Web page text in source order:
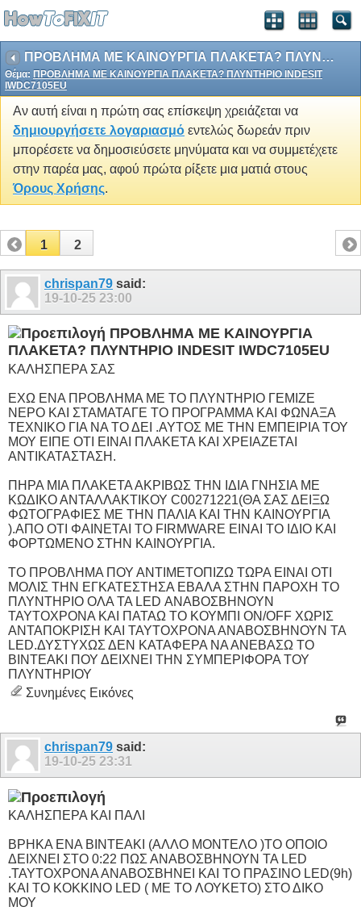
ΠΡΟΒΛΗΜΑ ΜΕ ΚΑΙΝΟΥΡΓΙΑ ΠΛΑΚΕΤΑ? ΠΛΥΝΤΗΡΙΟ INDESIT IWDC7105EU
Θέμα: ΠΡΟΒΛΗΜΑ ΜΕ ΚΑΙΝΟΥΡΓΙΑ ΠΛΑΚΕΤΑ? ΠΛΥΝΤΗΡΙΟ INDESIT
IWDC7105EU
Αν αυτή είναι η πρώτη σας επίσκεψη χρειάζεται να
δημιουργήσετε λογαριασμό εντελώς δωρεάν πριν
μπορέσετε να δημοσιεύσετε μηνύματα και να συμμετέχετε
στην παρέα μας, αφού πρώτα ρίξετε μια ματιά στους
Όρους Χρήσης.
1 2
chrispan79 said:
19-10-25 23:00
ΠΡΟΒΛΗΜΑ ΜΕ ΚΑΙΝΟΥΡΓΙΑ
ΠΛΑΚΕΤΑ? ΠΛΥΝΤΗΡΙΟ INDESIT IWDC7105EU
ΚΑΛΗΣΠΕΡΑ ΣΑΣ
ΕΧΩ ΕΝΑ ΠΡΟΒΛΗΜΑ ΜΕ ΤΟ ΠΛΥΝΤΗΡΙΟ ΓΕΜΙΖΕ
ΝΕΡΟ ΚΑΙ ΣΤΑΜΑΤΑΓΕ ΤΟ ΠΡΟΓΡΑΜΜΑ ΚΑΙ ΦΩΝΑΞΑ
ΤΕΧΝΙΚΟ ΓΙΑ ΝΑ ΤΟ ΔΕΙ .ΑΥΤΟΣ ΜΕ ΤΗΝ ΕΜΠΕΙΡΙΑ ΤΟΥ
ΜΟΥ ΕΙΠΕ ΟΤΙ ΕΙΝΑΙ ΠΛΑΚΕΤΑ ΚΑΙ ΧΡΕΙΑΖΕΤΑΙ
ΑΝΤΙΚΑΤΑΣΤΑΣΗ.
ΠΗΡΑ ΜΙΑ ΠΛΑΚΕΤΑ ΑΚΡΙΒΩΣ ΤΗΝ ΙΔΙΑ ΓΝΗΣΙΑ ΜΕ
ΚΩΔΙΚΟ ΑΝΤΑΛΛΑΚΤΙΚΟΥ C00271221(ΘΑ ΣΑΣ ΔΕΙΞΩ
ΦΩΤΟΓΡΑΦΙΕΣ ΜΕ ΤΗΝ ΠΑΛΙΑ ΚΑΙ ΤΗΝ ΚΑΙΝΟΥΡΓΙΑ
).ΑΠΟ ΟΤΙ ΦΑΙΝΕΤΑΙ ΤΟ FIRMWARE ΕΙΝΑΙ ΤΟ ΙΔΙΟ ΚΑΙ
ΦΟΡΤΩΜΕΝΟ ΣΤΗΝ ΚΑΙΝΟΥΡΓΙΑ.
ΤΟ ΠΡΟΒΛΗΜΑ ΠΟΥ ΑΝΤΙΜΕΤΟΠΙΖΩ ΤΩΡΑ ΕΙΝΑΙ ΟΤΙ
ΜΟΛΙΣ ΤHN ΕΓΚΑΤΕΣΤΗΣΑ ΕΒΑΛΑ ΣΤΗΝ ΠΑΡΟΧΗ ΤΟ
ΠΛΥΝΤΗΡΙΟ ΟΛΑ ΤΑ LED ΑΝΑΒΟΣΒΗΝΟΥΝ
ΤΑΥΤΟΧΡΟΝΑ ΚΑΙ ΠΑΤΑΩ ΤΟ ΚΟΥΜΠΙ ON/OFF ΧΩΡΙΣ
ΑΝΤΑΠΟΚΡΙΣΗ ΚΑΙ ΤΑΥΤΟΧΡΟΝΑ ΑΝΑΒΟΣΒΗΝΟΥΝ ΤΑ
LED.ΔΥΣΤΥΧΩΣ ΔΕΝ ΚΑΤΑΦΕΡΑ ΝΑ ΑΝΕΒΑΣΩ ΤΟ
ΒΙΝΤΕΑΚΙ ΠΟΥ ΔΕΙΧΝΕΙ ΤΗΝ ΣΥΜΠΕΡΙΦΟΡΑ ΤΟΥ
ΠΛΥΝΤΗΡΙΟΥ
Συνημένες Εικόνες
chrispan79 said:
19-10-25 23:31
ΚΑΛΗΣΠΕΡΑ ΚΑΙ ΠΑΛΙ
ΒΡHΚΑ ΕΝΑ ΒΙΝΤΕΑΚΙ (ΑΛΛΟ ΜΟΝΤΕΛΟ )ΤΟ ΟΠΟΙΟ
ΔΕΙΧΝΕΙ ΣΤΟ 0:22 ΠΩΣ ΑΝΑΒΟΣΒΗΝΟΥΝ ΤΑ LED
.ΤΑΥΤΟΧΡΟΝΑ ΑΝΑΒΟΣΒΗΝΕΙ ΚΑΙ ΤΟ ΠΡΑΣΙΝΟ LED(9h)
KAI TO ΚΟΚΚΙΝΟ LΕD ( ME TO ΛΟΥΚΕΤΟ) ΣΤΟ ΔΙΚΟ
ΜΟΥ